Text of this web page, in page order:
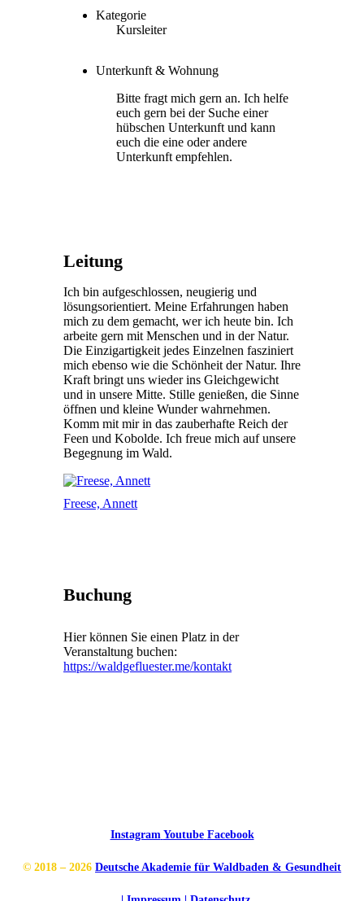
Kategorie
Kursleiter
Unterkunft & Wohnung
Bitte fragt mich gern an. Ich helfe
euch gern bei der Suche einer
hübschen Unterkunft und kann
euch die eine oder andere
Unterkunft empfehlen.
Leitung
Ich bin aufgeschlossen, neugierig und
lösungsorientiert. Meine Erfahrungen haben
mich zu dem gemacht, wer ich heute bin. Ich
arbeite gern mit Menschen und in der Natur.
Die Einzigartigkeit jedes Einzelnen fasziniert
mich ebenso wie die Schönheit der Natur. Ihre
Kraft bringt uns wieder ins Gleichgewicht
und in unsere Mitte. Stille genießen, die Sinne
öffnen und kleine Wunder wahrnehmen.
Komm mit mir in das zauberhafte Reich der
Feen und Kobolde. Ich freue mich auf unsere
Begegnung im Wald.
Freese, Annett
Buchung
Hier können Sie einen Platz in der
Veranstaltung buchen:
https://waldgefluester.me/kontakt
Instagram Youtube Facebook
© 2018 – 2026 Deutsche Akademie für Waldbaden & Gesundheit